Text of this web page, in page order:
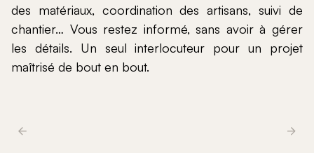
des matériaux, coordination des artisans, suivi de
chantier… Vous restez informé, sans avoir à gérer
les détails. Un seul interlocuteur pour un projet
maîtrisé de bout en bout.